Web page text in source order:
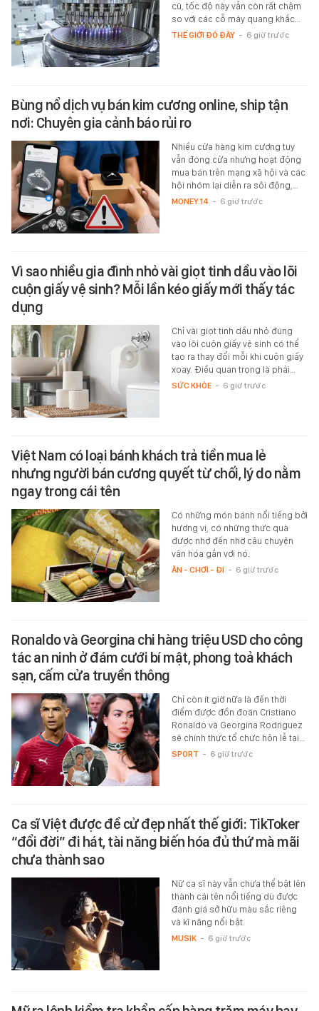
cũ, tốc độ này vẫn còn rất chậm
so với các cỗ máy quang khắc…
THẾ GIỚI ĐÓ ĐÂY - 6 giờ trước
Bùng nổ dịch vụ bán kim cương online, ship tận
nơi: Chuyên gia cảnh báo rủi ro
Nhiều cửa hàng kim cương tuy
vẫn đóng cửa nhưng hoạt động
mua bán trên mạng xã hội và các
hội nhóm lại diễn ra sôi động,…
MONEY.14 - 6 giờ trước
Vì sao nhiều gia đình nhỏ vài giọt tinh dầu vào lõi
cuộn giấy vệ sinh? Mỗi lần kéo giấy mới thấy tác
dụng
Chỉ vài giọt tinh dầu nhỏ đúng
vào lõi cuộn giấy vệ sinh có thể
tạo ra thay đổi mỗi khi cuộn giấy
xoay. Điều quan trọng là phải…
SỨC KHỎE - 6 giờ trước
Việt Nam có loại bánh khách trả tiền mua lẻ
nhưng người bán cương quyết từ chối, lý do nằm
ngay trong cái tên
Có những món bánh nổi tiếng bởi
hương vị, có những thức quà
được nhớ đến nhờ câu chuyện
văn hóa gắn với nó.
ĂN - CHƠI - ĐI - 6 giờ trước
Ronaldo và Georgina chi hàng triệu USD cho công
tác an ninh ở đám cưới bí mật, phong toả khách
sạn, cấm cửa truyền thông
Chỉ còn ít giờ nữa là đến thời
điểm được đồn đoán Cristiano
Ronaldo và Georgina Rodriguez
sẽ chính thức tổ chức hôn lễ tại…
SPORT - 6 giờ trước
Ca sĩ Việt được đề cử đẹp nhất thế giới: TikToker
“đổi đời” đi hát, tài năng biến hóa đủ thứ mà mãi
chưa thành sao
Nữ ca sĩ này vẫn chưa thể bật lên
thành cái tên nổi tiếng dù được
đánh giá sở hữu màu sắc riêng
và kĩ năng nổi bật.
MUSIK - 6 giờ trước